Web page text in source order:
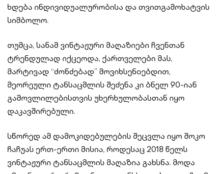
ხდება ინდივიდუალურობისა და თვითგამოხატვის
სიმბოლო.
თუმცა, სანამ ვინტაჟური მაღაზიები ჩვენთან
ტრენდულად იქცეოდა, ქართველები მას,
მარტივად “ძონძებად” მოვიხსენoებდით,
მეორეული ტანსაცმლის შეძენა კი ბნელ 90-იან
გამოვლილებისთვის უხერხულობასთან იყო
დაკავშირებული.
სწორედ ამ დამოკიდებულების შეცვლა იყო შოკო
ჩაჩუას ერთ-ერთი მისია, როდესაც 2018 წელს
ვინტაჟური ტანსაცმლის მაღაზია გახსნა. მოდა